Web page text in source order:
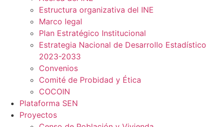
Estructura organizativa del INE
Marco legal
Plan Estratégico Institucional
Estrategia Nacional de Desarrollo Estadístico
2023-2033
Convenios
Comité de Probidad y Ética
COCOIN
Plataforma SEN
Proyectos